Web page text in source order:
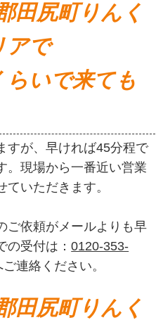
田尻町りんく
アで
らいで来ても
すが、早ければ45分程で
。現場から一番近い営業
いただきます。
ご依頼がメールよりも早
の受付は：0120-353-
連絡ください。
田尻町りんく